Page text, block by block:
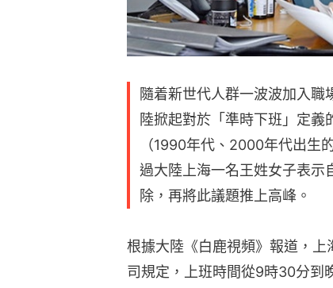
隨着新世代人群一波波加入
陸掀起對於「準時下班」定義
（1990年代、2000年代出生
過大陸上海一名王姓女子表示
除，再將此議題推上高峰。
根據大陸《白鹿視頻》報道，
司規定，上班時間從9時30分到